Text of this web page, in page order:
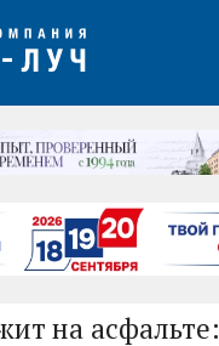
на асфальте: